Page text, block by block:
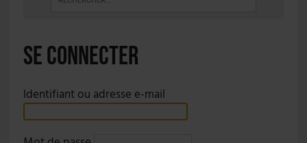
Se connecter
Identifiant ou adresse e-mail